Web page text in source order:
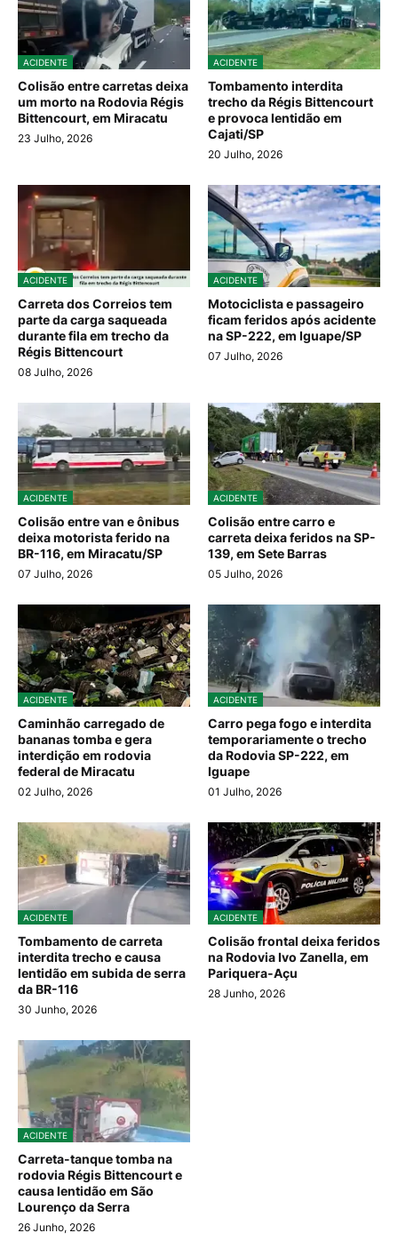
ACIDENTE
Colisão entre carretas deixa
um morto na Rodovia Régis
Bittencourt, em Miracatu
23 Julho, 2026
ACIDENTE
Tombamento interdita
trecho da Régis Bittencourt
e provoca lentidão em
Cajati/SP
20 Julho, 2026
ACIDENTE
Carreta dos Correios tem
parte da carga saqueada
durante fila em trecho da
Régis Bittencourt
08 Julho, 2026
ACIDENTE
Motociclista e passageiro
ficam feridos após acidente
na SP-222, em Iguape/SP
07 Julho, 2026
ACIDENTE
Colisão entre van e ônibus
deixa motorista ferido na
BR-116, em Miracatu/SP
07 Julho, 2026
ACIDENTE
Colisão entre carro e
carreta deixa feridos na SP-
139, em Sete Barras
05 Julho, 2026
ACIDENTE
Caminhão carregado de
bananas tomba e gera
interdição em rodovia
federal de Miracatu
02 Julho, 2026
ACIDENTE
Carro pega fogo e interdita
temporariamente o trecho
da Rodovia SP-222, em
Iguape
01 Julho, 2026
ACIDENTE
Tombamento de carreta
interdita trecho e causa
lentidão em subida de serra
da BR-116
30 Junho, 2026
ACIDENTE
Colisão frontal deixa feridos
na Rodovia Ivo Zanella, em
Pariquera-Açu
28 Junho, 2026
ACIDENTE
Carreta-tanque tomba na
rodovia Régis Bittencourt e
causa lentidão em São
Lourenço da Serra
26 Junho, 2026